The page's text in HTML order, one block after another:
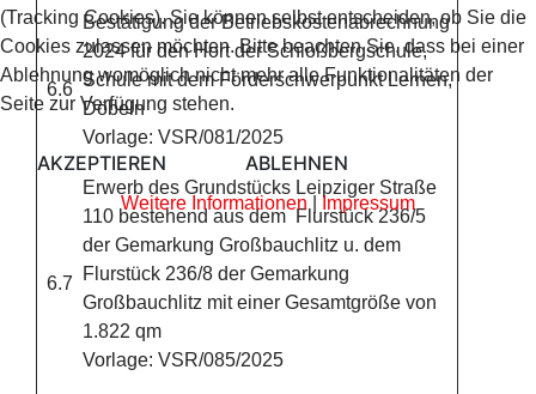
6.6
Bestätigung der Betriebskostenabrechnung
2024 für den Hort der Schloßbergschule,
Schule mit dem Förderschwerpunkt Lernen,
Döbeln
Vorlage: VSR/081/2025
6.7
Erwerb des Grundstücks Leipziger Straße
110 bestehend aus dem Flurstück 236/5
der Gemarkung Großbauchlitz u. dem
Flurstück 236/8 der Gemarkung
Großbauchlitz mit einer Gesamtgröße von
1.822 qm
Vorlage: VSR/085/2025
(Tracking Cookies). Sie können selbst entscheiden, ob Sie die
Cookies zulassen möchten. Bitte beachten Sie, dass bei einer
Ablehnung womöglich nicht mehr alle Funktionalitäten der
Seite zur Verfügung stehen.
AKZEPTIEREN ABLEHNEN
Weitere Informationen Impressum